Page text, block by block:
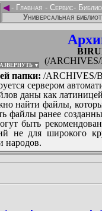
◄- Главная - Сервис-
Универсальная
(/
▼
папки: /ARCHIVES/
сервером
даны как
найти файлы,
файлы ранее
быть
не для широкого
народов.